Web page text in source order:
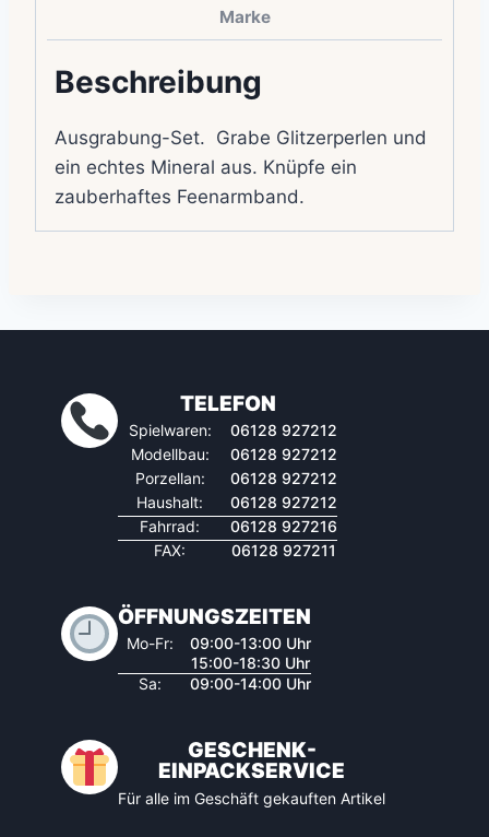
Marke
Beschreibung
Ausgrabung-Set. Grabe Glitzerperlen und
ein echtes Mineral aus. Knüpfe ein
zauberhaftes Feenarmband.
TELEFON
Spielwaren:
06128 927212
Modellbau:
06128 927212
Porzellan:
06128 927212
Haushalt:
06128 927212
Fahrrad:
06128 927216
FAX:
06128 927211
ÖFFNUNGSZEITEN
Mo-Fr:
09:00-13:00 Uhr
15:00-18:30 Uhr
Sa:
09:00-14:00 Uhr
GESCHENK-
EINPACKSERVICE
Für alle im Geschäft gekauften Artikel